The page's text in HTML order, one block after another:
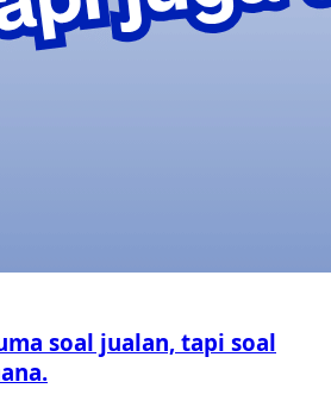
soal jualan, tapi soal